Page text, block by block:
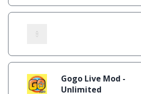
Gogo Live Mod -
Unlimited